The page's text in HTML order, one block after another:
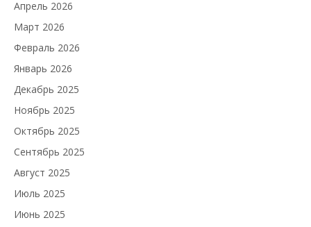
Апрель 2026
Март 2026
Февраль 2026
Январь 2026
Декабрь 2025
Ноябрь 2025
Октябрь 2025
Сентябрь 2025
Август 2025
Июль 2025
Июнь 2025